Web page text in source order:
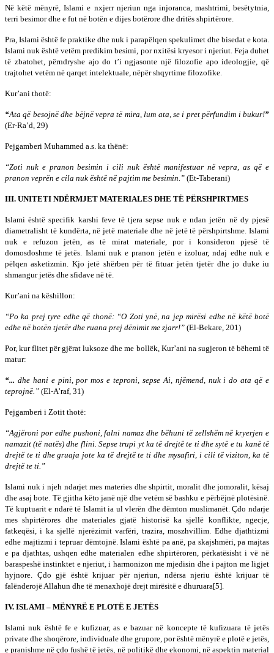
Në këtë mënyrë, Islami e nxjerr njeriun nga injoranca, mashtrimi, besëtytnia,
terri besimor dhe e fut në botën e dijes botërore dhe dritës shpirtërore.
Pra, Islami është fe praktike dhe nuk i parapëlqen spekulimet dhe bisedat e kota.
Islami nuk është vetëm predikim besimi, por nxitësi kryesor i njeriut. Feja duhet
të zbatohet, përndryshe ajo do t’i ngjasonte një filozofie apo ideologjie, që
trajtohet vetëm në qarqet intelektuale, nëpër shqyrtime filozofike.
Kur’ani thotë:
“Ata që besojnë dhe bëjnë vepra të mira, lum ata, se i pret përfundim i bukur!”
(Er-Ra’d, 29)
Pejgamberi Muhammed a.s. ka thënë:
“Zoti nuk e pranon besimin i cili nuk është manifestuar në vepra, as që e
pranon veprën e cila nuk është në pajtim me besimin.” (Et-Taberani)
III. UNITETI NDËRMJET MATERIALES DHE TË PËRSHPIRTMES
Islami është specifik karshi feve të tjera sepse nuk e ndan jetën në dy pjesë
diametralisht të kundërta, në jetë materiale dhe në jetë të përshpirtshme. Islami
nuk e refuzon jetën, as të mirat materiale, por i konsideron pjesë të
domosdoshme të jetës. Islami nuk e pranon jetën e izoluar, ndaj edhe nuk e
pëlqen asketizmin. Kjo jetë shërben për të fituar jetën tjetër dhe jo duke iu
shmangur jetës dhe sfidave në të.
Kur’ani na këshillon:
“Po ka prej tyre edhe që thonë: “O Zoti ynë, na jep mirësi edhe në këtë botë
edhe në botën tjetër dhe ruana prej dënimit me zjarr!” (El-Bekare, 201)
Por, kur flitet për gjërat luksoze dhe me bollëk, Kur’ani na sugjeron të bëhemi të
matur:
“... dhe hani e pini, por mos e teproni, sepse Ai, njëmend, nuk i do ata që e
teprojnë.” (El-A’raf, 31)
Pejgamberi i Zotit thotë:
“Agjëroni por edhe pushoni, falni namaz dhe bëhuni të zellshëm në kryerjen e
namazit (të natës) dhe flini. Sepse trupi yt ka të drejtë te ti dhe sytë e tu kanë të
drejtë te ti dhe gruaja jote ka të drejtë te ti dhe mysafiri, i cili të viziton, ka të
drejtë te ti.”
Islami nuk i njeh ndarjet mes materies dhe shpirtit, moralit dhe jomoralit, kësaj
dhe asaj bote. Të gjitha këto janë një dhe vetëm së bashku e përbëjnë plotësinë.
Të kuptuarit e ndarë të Islamit ia ul vlerën dhe dëmton muslimanët. Çdo ndarje
mes shpirtërores dhe materiales gjatë historisë ka sjellë konflikte, ngecje,
fatkeqësi, i ka sjellë njerëzimit varfëri, trazira, moszhvillim. Edhe djathtizmi
edhe majtizmi i tepruar dëmtojnë. Islami është pa anë, pa skajshmëri, pa majtas
e pa djathtas, ushqen edhe materialen edhe shpirtëroren, përkatësisht i vë në
baraspeshë instinktet e njeriut, i harmonizon me mjedisin dhe i pajton me ligjet
hyjnore. Çdo gjë është krijuar për njeriun, ndërsa njeriu është krijuar të
falënderojë Allahun dhe të menaxhojë drejt mirësitë e dhuruara[5].
IV. ISLAMI – MËNYRË E PLOTË E JETËS
Islami nuk është fe e kufizuar, as e bazuar në koncepte të kufizuara të jetës
private dhe shoqërore, individuale dhe grupore, por është mënyrë e plotë e jetës,
e pranishme në çdo fushë të jetës, në politikë dhe ekonomi, në aspektin material